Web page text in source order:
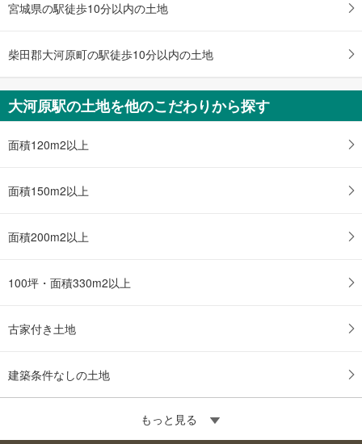
宮城県の駅徒歩10分以内の土地
柴田郡大河原町の駅徒歩10分以内の土地
大河原駅の土地を他のこだわりから探す
面積120m2以上
面積150m2以上
面積200m2以上
100坪・面積330m2以上
古家付き土地
建築条件なしの土地
もっと見る